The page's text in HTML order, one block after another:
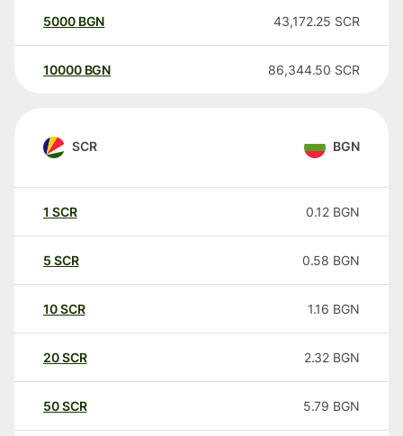
5000 BGN 43,172.25 SCR
10000 BGN 86,344.50 SCR
SCR BGN
1 SCR 0.12 BGN
5 SCR 0.58 BGN
10SCR 1.16 BGN
20SCR 2.32 BGN
50SCR 5.79 BGN